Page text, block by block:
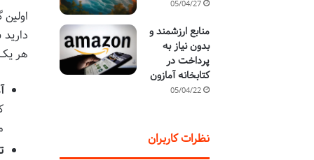
هر یک
05/04/27
منابع ارزشمند و
بدون نیاز به
پرداخت در
کتابخانه آمازون
05/04/22
نظرات کاربران